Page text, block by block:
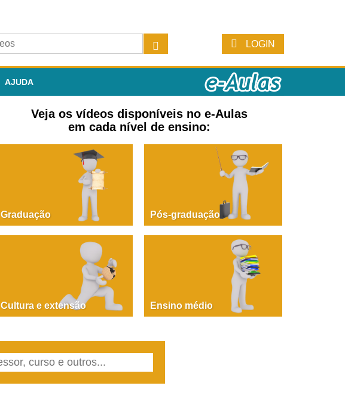
LOGIN
AJUDA
PAOLA GIUSTINA BACCIN
Dire, fare, partire! Aula 1 – parte 1
Veja os vídeos disponíveis no e-Aulas
em cada nível de ensino:
Graduação Pós-graduação
Cultura e extensão Ensino médio